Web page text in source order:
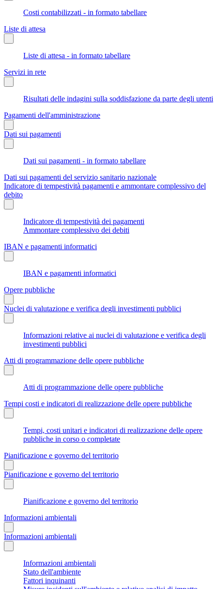
Costi contabilizzati - in formato tabellare
Liste di attesa
Liste di attesa - in formato tabellare
Servizi in rete
Risultati delle indagini sulla soddisfazione da parte degli utenti
Pagamenti dell'amministrazione
Dati sui pagamenti
Dati sui pagamenti - in formato tabellare
Dati sui pagamenti del servizio sanitario nazionale
Indicatore di tempestività pagamenti e ammontare complessivo del
debito
Indicatore di tempestività dei pagamenti
Ammontare complessivo dei debiti
IBAN e pagamenti informatici
IBAN e pagamenti informatici
Opere pubbliche
Nuclei di valutazione e verifica degli investimenti pubblici
Informazioni relative ai nuclei di valutazione e verifica degli
investimenti pubblici
Atti di programmazione delle opere pubbliche
Atti di programmazione delle opere pubbliche
Tempi costi e indicatori di realizzazione delle opere pubbliche
Tempi, costi unitari e indicatori di realizzazione delle opere
pubbliche in corso o completate
Pianificazione e governo del territorio
Pianificazione e governo del territorio
Pianificazione e governo del territorio
Informazioni ambientali
Informazioni ambientali
Informazioni ambientali
Stato dell'ambiente
Fattori inquinanti